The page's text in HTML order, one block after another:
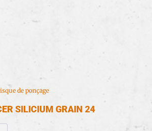
de ponçage
SILICIUM GRAIN 24